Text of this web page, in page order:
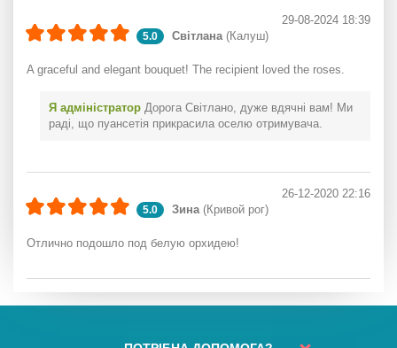
5.0 Світлана(Калуш)
29-08-2024 18:39
A graceful and elegant bouquet! The recipient loved the roses.
Я адміністратор Дорога Світлано, дуже вдячні вам! Ми
раді, що пуансетія прикрасила оселю отримувача.
5.0 Зина(Кривой рог)
26-12-2020 22:16
Отлично подошло под белую орхидею!